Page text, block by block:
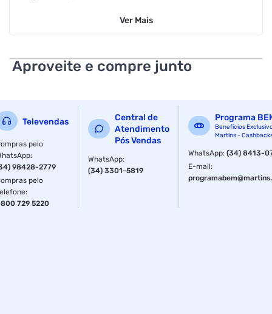
Ver Mais
Aproveite e compre junto
Televendas
pelo
:
98428-2779
pelo
:
729 5220
Central de
Atendimento
Pós Vendas
WhatsApp:
(34) 3301-5819
Programa
Benefícios
Martins -
WhatsApp:(34) 8413-
E-mail: